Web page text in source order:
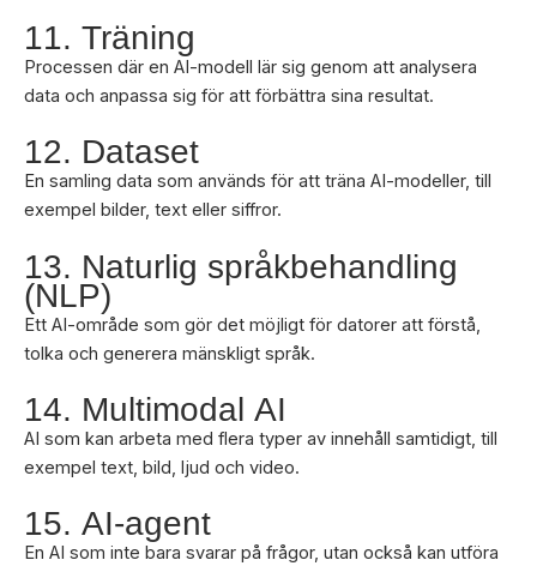
11. Träning
Processen där en AI-modell lär sig genom att analysera
data och anpassa sig för att förbättra sina resultat.
12. Dataset
En samling data som används för att träna AI-modeller, till
exempel bilder, text eller siffror.
13. Naturlig språkbehandling
(NLP)
Ett AI-område som gör det möjligt för datorer att förstå,
tolka och generera mänskligt språk.
14. Multimodal AI
AI som kan arbeta med flera typer av innehåll samtidigt, till
exempel text, bild, ljud och video.
15. AI-agent
En AI som inte bara svarar på frågor, utan också kan utföra